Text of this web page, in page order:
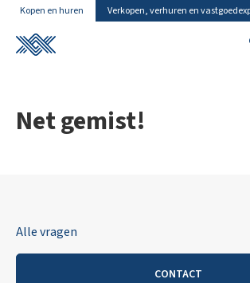
Kopen en huren Verkopen, verhuren en
Net gemist!
Alle vragen
CONTACT